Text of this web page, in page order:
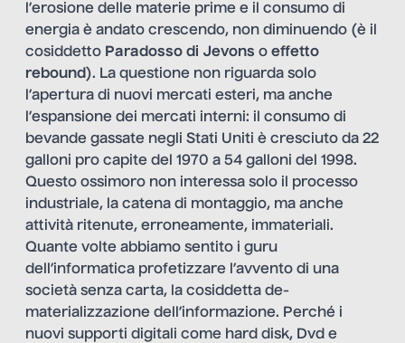
l’erosione delle materie prime e il consumo di
energia è andato crescendo, non diminuendo (è il
cosiddetto Paradosso di Jevons o effetto
rebound). La questione non riguarda solo
l’apertura di nuovi mercati esteri, ma anche
l’espansione dei mercati interni: il consumo di
bevande gassate negli Stati Uniti è cresciuto da 22
galloni pro capite del 1970 a 54 galloni del 1998.
Questo ossimoro non interessa solo il processo
industriale, la catena di montaggio, ma anche
attività ritenute, erroneamente, immateriali.
Quante volte abbiamo sentito i guru
dell’informatica profetizzare l’avvento di una
società senza carta, la cosiddetta de-
materializzazione dell’informazione. Perché i
nuovi supporti digitali come hard disk, Dvd e